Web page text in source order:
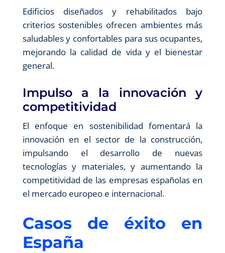
Edificios diseñados y rehabilitados bajo
criterios sostenibles ofrecen ambientes más
saludables y confortables para sus ocupantes,
mejorando la calidad de vida y el bienestar
general.
Impulso a la innovación y
competitividad
El enfoque en sostenibilidad fomentará la
innovación en el sector de la construcción,
impulsando el desarrollo de nuevas
tecnologías y materiales, y aumentando la
competitividad de las empresas españolas en
el mercado europeo e internacional.
Casos de éxito en
España